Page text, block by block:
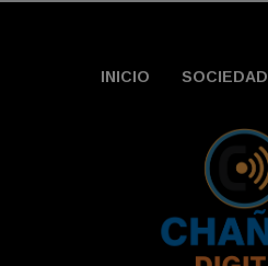
INICIO SOCIEDAD